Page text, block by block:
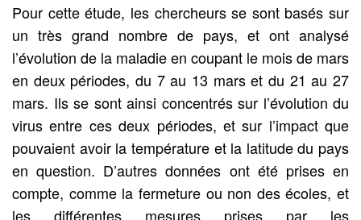
Pour cette étude, les chercheurs se sont basés sur
un très grand nombre de pays, et ont analysé
l’évolution de la maladie en coupant le mois de mars
en deux périodes, du 7 au 13 mars et du 21 au 27
mars. Ils se sont ainsi concentrés sur l’évolution du
virus entre ces deux périodes, et sur l’impact que
pouvaient avoir la température et la latitude du pays
en question. D’autres données ont été prises en
compte, comme la fermeture ou non des écoles, et
les différentes mesures prises par les